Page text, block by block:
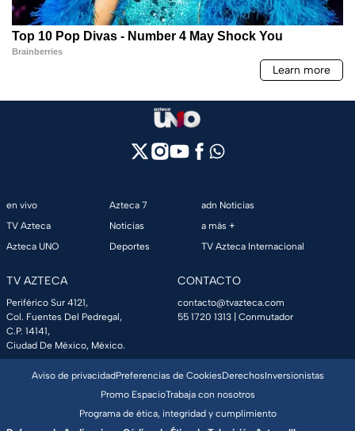
en vivo
TV Azteca
Azteca UNO
Azteca 7
Noticias
Deportes
adn Noticias
a más +
TV Azteca Internacional
TV AZTECA
Periférico Sur 4121,
Col. Fuentes Del Pedregal,
C.P. 14141,
Ciudad De México, México.
CONTACTO
contacto@tvazteca.com
55 1720 1313 | Conmutador
Aviso de privacidadPreferencias de CookiesDerechosInversionistas
Promo EspacioTrabaja con nosotros
Programa de ética, integridad y cumplimiento